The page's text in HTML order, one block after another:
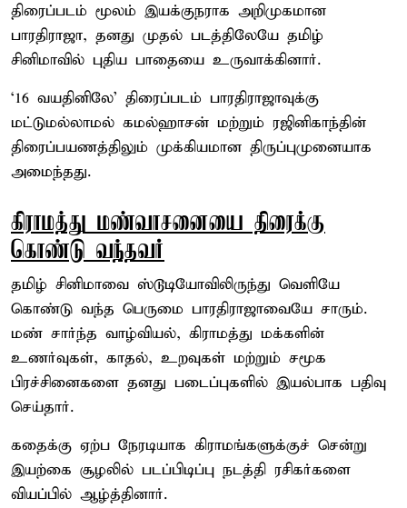
திரைப்படம் மூலம் இயக்குநராக அறிமுகமான
பாரதிராஜா, தனது முதல் படத்திலேயே தமிழ்
சினிமாவில் புதிய பாதையை உருவாக்கினார்.
‘16 வயதினிலே’ திரைப்படம் பாரதிராஜாவுக்கு
மட்டுமல்லாமல் கமல்ஹாசன் மற்றும் ரஜினிகாந்தின்
திரைப்பயணத்திலும் முக்கியமான திருப்புமுனையாக
அமைந்தது.
கிராமத்து மண்வாசனையை திரைக்கு
கொண்டு வந்தவர்
தமிழ் சினிமாவை ஸ்டூடியோவிலிருந்து வெளியே
கொண்டு வந்த பெருமை பாரதிராஜாவையே சாரும்.
மண் சார்ந்த வாழ்வியல், கிராமத்து மக்களின்
உணர்வுகள், காதல், உறவுகள் மற்றும் சமூக
பிரச்சினைகளை தனது படைப்புகளில் இயல்பாக பதிவு
செய்தார்.
கதைக்கு ஏற்ப நேரடியாக கிராமங்களுக்குச் சென்று
இயற்கை சூழலில் படப்பிடிப்பு நடத்தி ரசிகர்களை
வியப்பில் ஆழ்த்தினார்.